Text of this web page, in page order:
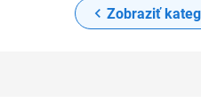
Zobraziť